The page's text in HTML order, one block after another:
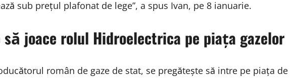
sub prețul plafonat de lege”, a spus Ivan, pe 8 ianuarie.
joace rolul Hidroelectrica pe piața gazelor
român de gaze de stat, se pregătește să intre pe piața de